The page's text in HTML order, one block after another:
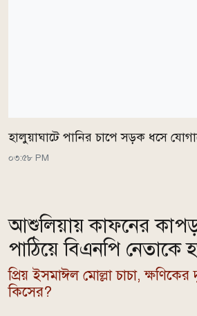
হালুয়াঘাটে পানির চাপে সড়ক ধসে
০৩:৫৮ PM
আশুলিয়ায় কাফনের
পাঠিয়ে বিএনপি নেতাকে
প্রিয় ইসমাঈল মোল্লা চাচা,
কিসের?